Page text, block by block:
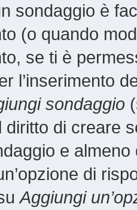
sondaggio è
(o quando
se ti è
l’inserimento
sondaggio
diritto di creare
e
di
Aggiungi